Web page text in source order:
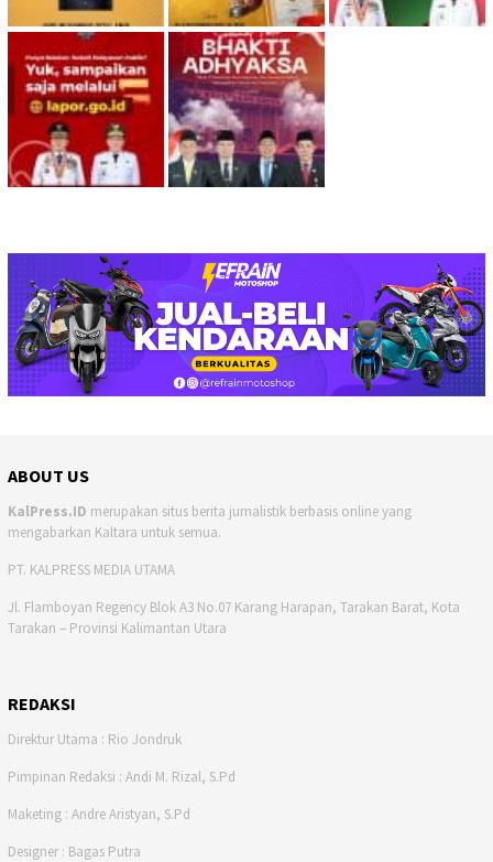
ABOUT US
KalPress.ID merupakan situs berita jurnalistik berbasis online yang
mengabarkan Kaltara untuk semua.
PT. KALPRESS MEDIA UTAMA
Jl. Flamboyan Regency Blok A3 No.07 Karang Harapan, Tarakan Barat, Kota
Tarakan – Provinsi Kalimantan Utara
REDAKSI
Direktur Utama : Rio Jondruk
Pimpinan Redaksi : Andi M. Rizal, S.Pd
Maketing : Andre Aristyan, S.Pd
Designer : Bagas Putra